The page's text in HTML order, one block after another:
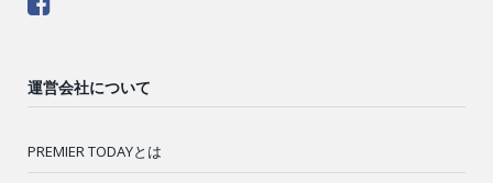
運営会社について
PREMIER TODAYとは